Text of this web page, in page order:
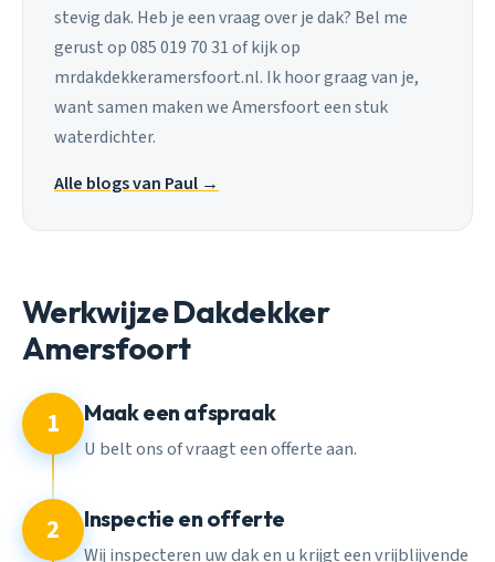
stevig dak. Heb je een vraag over je dak? Bel me
gerust op 085 019 70 31 of kijk op
mrdakdekkeramersfoort.nl. Ik hoor graag van je,
want samen maken we Amersfoort een stuk
waterdichter.
Alle blogs van Paul →
Werkwijze Dakdekker
Amersfoort
1 Maak een afspraak
U belt ons of vraagt een offerte aan.
2 Inspectie en offerte
Wij inspecteren uw dak en u krijgt een vrijblijvende